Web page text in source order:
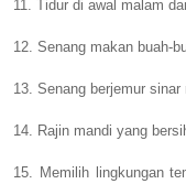
11. Tidur di awal malam
12. Senang makan buah-
13. Senang berjemur
14. Rajin mandi yang
15. Memilih lingkungan